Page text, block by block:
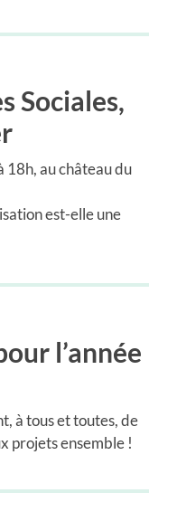
Sociales,
18h, au château du
est-elle une
l’année
à tous et toutes, de
projets ensemble !